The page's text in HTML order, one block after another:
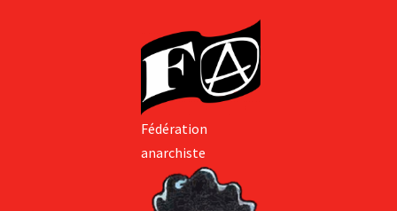
Fédération
anarchiste